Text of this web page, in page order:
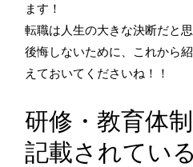
ます！
転職は人生の大きな決断だと思
後悔しないために、これから
えておいてくださいね！！
研修・教育体
記載されてい